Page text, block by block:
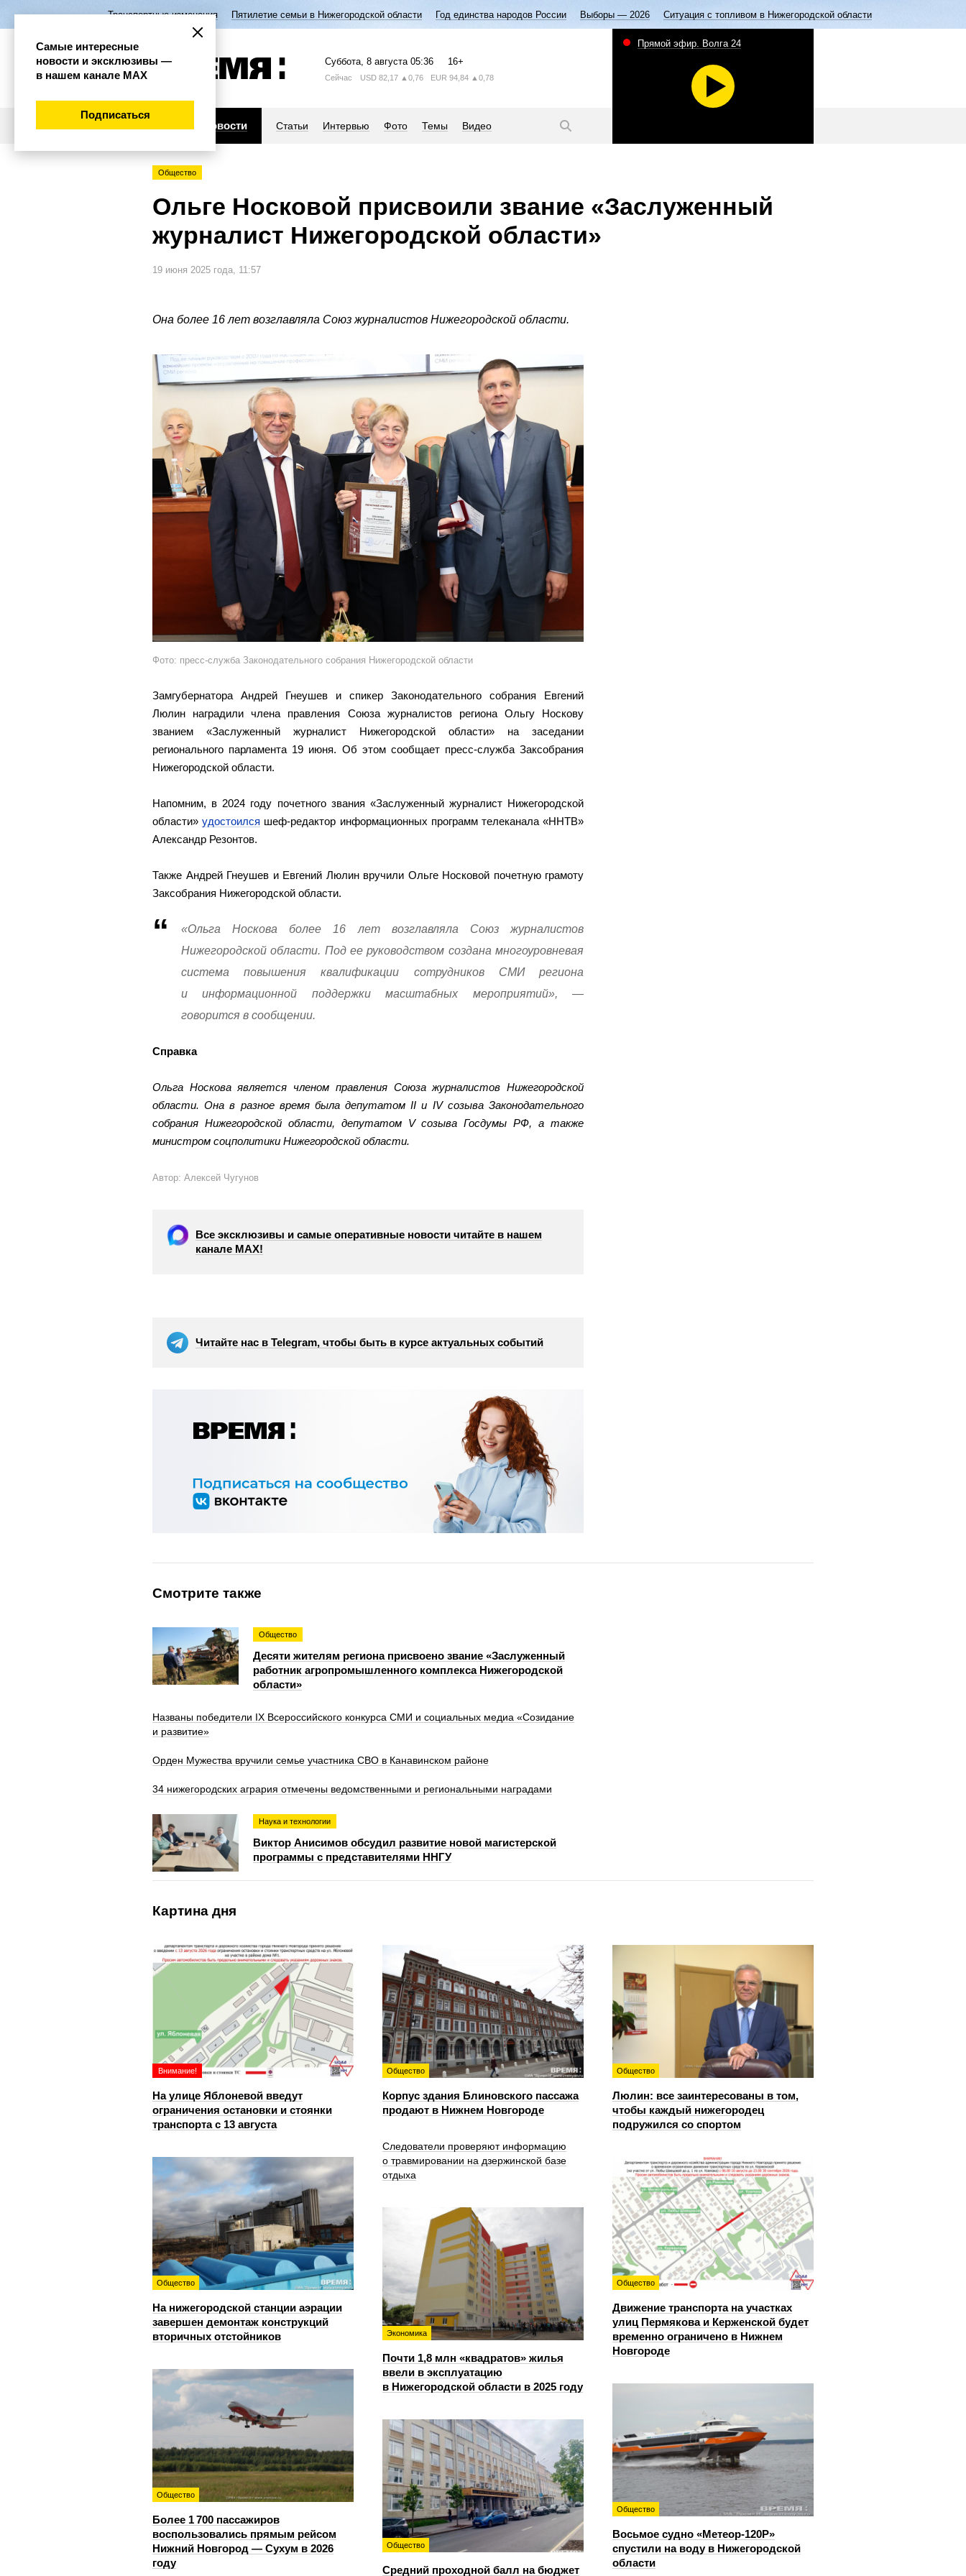
Транспортные изменения Пятилетие семьи в Нижегородской области Год единства народов России Выборы — 2026 Ситуация с топливом в Нижегородской области
Суббота, 8 августа 05:36 16+
Сейчас USD 82,17 ▲0,76 EUR 94,84 ▲0,78
Новости Статьи Интервью Фото Темы Видео
Прямой эфир. Волга 24
Общество
Ольге Носковой присвоили звание «Заслуженный
журналист Нижегородской области»
19 июня 2025 года, 11:57
Она более 16 лет возглавляла Союз журналистов Нижегородской области.
Фото: пресс-служба Законодательного собрания Нижегородской области
Замгубернатора Андрей Гнеушев и спикер Законодательного собрания Евгений
Люлин наградили члена правления Союза журналистов региона Ольгу Носкову
званием «Заслуженный журналист Нижегородской области» на заседании
регионального парламента 19 июня. Об этом сообщает пресс-служба Заксобрания
Нижегородской области.
Напомним, в 2024 году почетного звания «Заслуженный журналист Нижегородской
области»удостоился шеф-редактор информационных программ телеканала «ННТВ»
Александр Резонтов.
Также Андрей Гнеушев и Евгений Люлин вручили Ольге Носковой почетную грамоту
Заксобрания Нижегородской области.
«Ольга Носкова более 16 лет возглавляла Союз журналистов
Нижегородской области. Под ее руководством создана многоуровневая
система повышения квалификации сотрудников СМИ региона
и информационной поддержки масштабных мероприятий», —
говорится в сообщении.
Справка
Ольга Носкова является членом правления Союза журналистов Нижегородской
области. Она в разное время была депутатом II и IV созыва Законодательного
собрания Нижегородской области, депутатом V созыва Госдумы РФ, а также
министром соцполитики Нижегородской области.
Автор: Алексей Чугунов
Все эксклюзивы и самые оперативные новости читайте в нашем
канале МАХ!
Читайте нас в Telegram, чтобы быть в курсе актуальных событий
Смотрите также
Общество
Десяти жителям региона присвоено звание «Заслуженный
работник агропромышленного комплекса Нижегородской
области»
Названы победители IX Всероссийского конкурса СМИ и социальных медиа «Созидание
и развитие»
Орден Мужества вручили семье участника СВО в Канавинском районе
34 нижегородских агрария отмечены ведомственными и региональными наградами
Наука и технологии
Виктор Анисимов обсудил развитие новой магистерской
программы с представителями ННГУ
Картина дня
Внимание!
На улице Яблоневой введут
ограничения остановки и стоянки
транспорта с 13 августа
Общество
Корпус здания Блиновского пассажа
продают в Нижнем Новгороде
Общество
Люлин: все заинтересованы в том,
чтобы каждый нижегородец
подружился со спортом
Следователи проверяют информацию
о травмировании на дзержинской базе
отдыха
Общество
На нижегородской станции аэрации
завершен демонтаж конструкций
вторичных отстойников
Общество
Движение транспорта на участках
улиц Пермякова и Керженской будет
временно ограничено в Нижнем
Новгороде
Экономика
Почти 1,8 млн «квадратов» жилья
ввели в эксплуатацию
в Нижегородской области в 2025 году
Общество
Более 1 700 пассажиров
воспользовались прямым рейсом
Нижний Новгород — Сухум в 2026
году
Общество
Восьмое судно «Метеор-120Р»
спустили на воду в Нижегородской
области
Общество
Средний проходной балл на бюджет
Самые интересные
новости и эксклюзивы —
в нашем канале МАХ
Подписаться